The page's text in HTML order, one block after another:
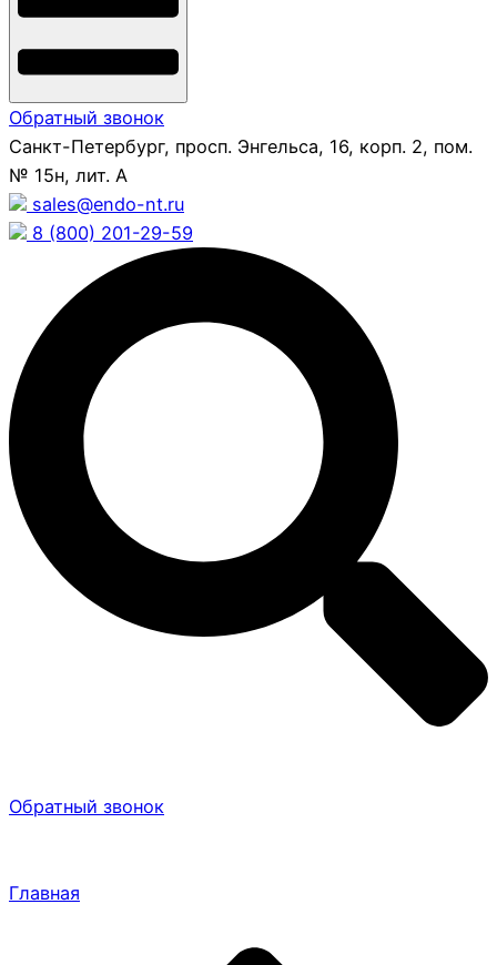
Обратный звонок
Санкт-Петербург, просп. Энгельса, 16, корп. 2, пом.
№ 15н, лит. А
sales@endo-nt.ru
8 (800) 201-29-59
Обратный звонок
Главная